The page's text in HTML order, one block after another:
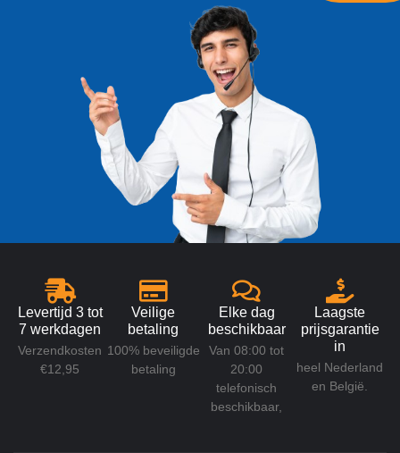
Levertijd 3 tot
7 werkdagen
Verzendkosten
€12,95
Veilige
betaling
100% beveiligde
betaling
Elke dag
beschikbaar
Van 08:00 tot
20:00
telefonisch
beschikbaar,
Laagste
prijsgarantie
in
heel Nederland
en België.